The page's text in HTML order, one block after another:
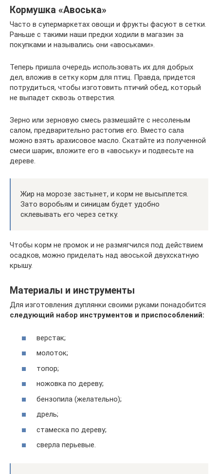
Кормушка «Авоська»
Часто в супермаркетах овощи и фрукты фасуют в сетки.
Раньше с такими наши предки ходили в магазин за
покупками и назывались они «авоськами».
Теперь пришла очередь использовать их для добрых
дел, вложив в сетку корм для птиц. Правда, придется
потрудиться, чтобы изготовить птичий обед, который
не выпадет сквозь отверстия.
Зерно или зерновую смесь размешайте с несоленым
салом, предварительно растопив его. Вместо сала
можно взять арахисовое масло. Скатайте из полученной
смеси шарик, вложите его в «авоську» и подвесьте на
дереве.
Жир на морозе застынет, и корм не высыплется.
Зато воробьям и синицам будет удобно
склевывать его через сетку.
Чтобы корм не промок и не размягчился под действием
осадков, можно приделать над авоськой двухскатную
крышу.
Материалы и инструменты
Для изготовления дуплянки своими руками понадобится
следующий набор инструментов и приспособлений:
верстак;
молоток;
топор;
ножовка по дереву;
бензопила (желательно);
дрель;
стамеска по дереву;
сверла перьевые.